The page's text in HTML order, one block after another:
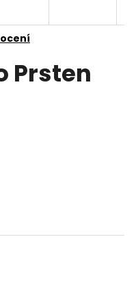
Prsten